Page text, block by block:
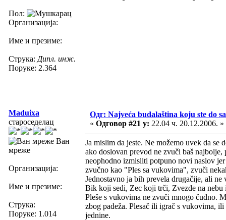
Пол:
Организација:
Име и презиме:
Струка: Дипл. инж.
Поруке: 2.364
Maduixa
староседелац
Ван
мреже
Организација:
Име и презиме:
Струка:
Поруке: 1.014
Одг: Najveća budalaština koju ste do
« Одговор #21 у: 22.04 ч. 20.12.2006. »
Ja mislim da jeste. Ne možemo uvek da
ako doslovan prevod ne zvuči baš
neophodno izmisliti potpuno novi naslov
zvučno kao "Ples sa vukovima", zvuči
Jednostavno ja bih prevela drugačije, ali
Bik koji sedi, Zec koji trči, Zvezde na
Pleše s vukovima ne zvuči mnogo čudno.
zbog padeža. Plesač ili igrač s vukovima,
jednine.